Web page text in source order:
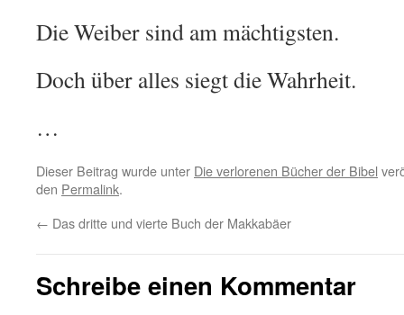
Die Weiber sind am mächtigsten.
Doch über alles siegt die Wahrheit.
…
Dieser Beitrag wurde unter Die verlorenen Bücher der Bibel
den Permalink.
← Das dritte und vierte Buch der Makkabäer
Schreibe einen Kommentar